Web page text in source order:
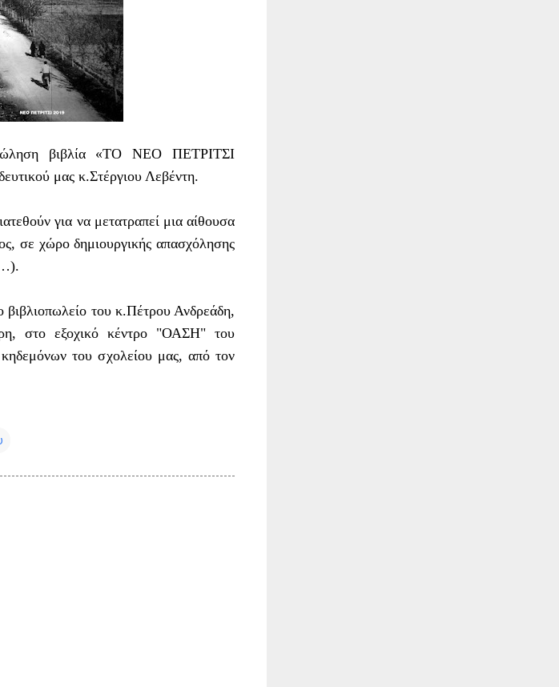
πώληση βιβλία «ΤΟ ΝΕΟ ΠΕΤΡΙΤΣΙ
μας κ.Στέργιου Λεβέντη.
για να μετατραπεί μια αίθουσα
σε χώρο δημιουργικής απασχόλησης
του κ.Πέτρου Ανδρεάδη,
στο εξοχικό κέντρο "ΟΑΣΗ" του
του σχολείου μας, από τον